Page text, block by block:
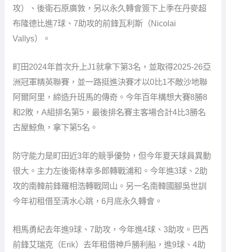
攻）、後衛石原廣敦，另以永久轉會簽下上季在丹麥超
布隆德比進7球、7助攻的前鋒瓦利斯（Nicolai
Vallys）。
町田2024年首次升上J1就拿下第3名，並取得2025-26亞
洲冠軍精英聯賽，並一路挺進決賽才以0比1不敵沙地聯
阿爾阿里，締造升班馬的傳奇。今年百年構想大賽8勝8
和2敗，A組排名第5，最後排名賽主客場合計4比3勝名
古屋鯨魚，拿下第5名。
防守能力是町田近3年的競爭優勢，但今年夏天球員異動
很大。主力左後衛林幸多郎轉戰浦和。今年進3球、2助
攻的南韓前鋒羅相浩轉戰岡山。另一名南韓國腳吳世訓
今年初租借至清水心跳，6月底永久轉會。
相馬勇紀去年進9球、7助攻，今年進4球、3助攻。巴西
前鋒艾瑞克（Erik）去年租借神戶勝利船，進9球、4助